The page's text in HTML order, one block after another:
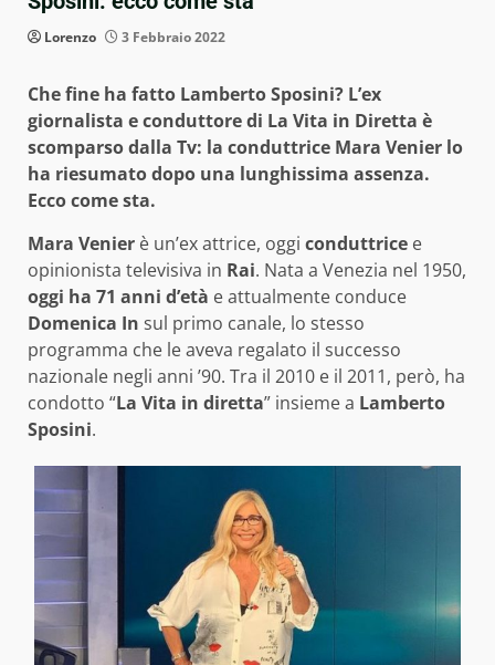
Lorenzo 3 Febbraio 2022
Che fine ha fatto Lamberto Sposini? L’ex
giornalista e conduttore di La Vita in Diretta è
scomparso dalla Tv: la conduttrice Mara Venier lo
ha riesumato dopo una lunghissima assenza.
Ecco come sta.
Mara Venier è un’ex attrice, oggi conduttrice e
opinionista televisiva in Rai. Nata a Venezia nel 1950,
oggi ha 71 anni d’età e attualmente conduce
Domenica In sul primo canale, lo stesso
programma che le aveva regalato il successo
nazionale negli anni ’90. Tra il 2010 e il 2011, però, ha
condotto “La Vita in diretta” insieme a Lamberto
Sposini.